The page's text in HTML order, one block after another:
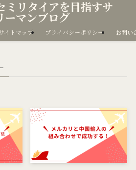
ミリタイアを目指すサ
ーマンブログ
イトマップ プライバシーポリシー お問い